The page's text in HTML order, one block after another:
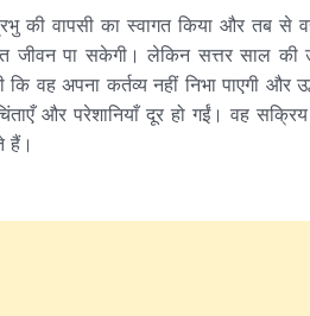
की वापसी का स्वागत किया और तब से
पा सकेगी। लेकिन सत्तर साल की
वह अपना कर्तव्य नहीं निभा पाएगी
और परेशानियाँ दूर हो गईं। वह
हैं।